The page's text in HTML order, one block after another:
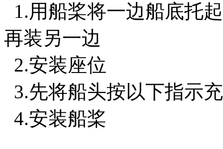
1.用船桨将一边船底托
再装另一边
2.安装座位
3.先将船头按以下指示
4.安装船桨